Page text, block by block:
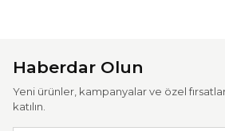
Haberdar Olun
Yeni ürünler, kampanyalar ve özel
katılın.